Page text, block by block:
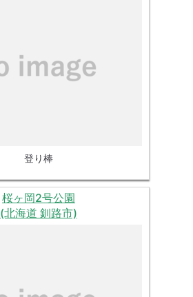
登り棒
桜ヶ岡2号公園
(北海道 釧路市)